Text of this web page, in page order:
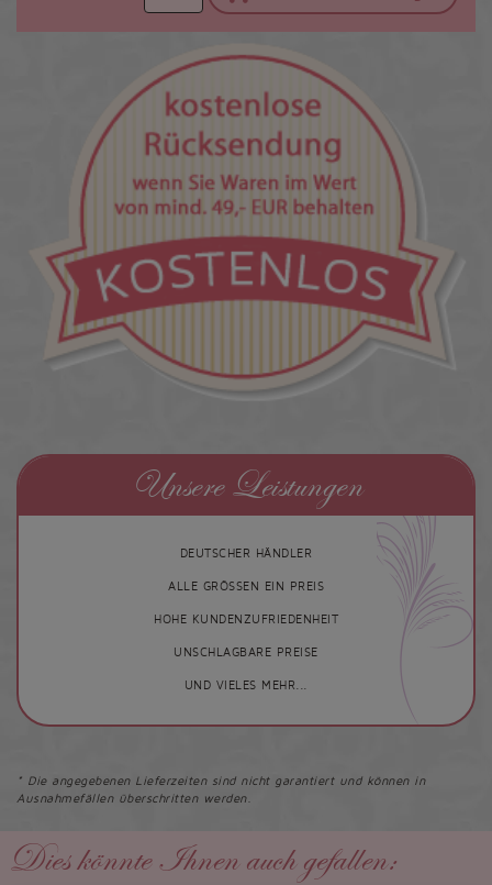
Unsere Leistungen
DEUTSCHER HÄNDLER
ALLE GRÖSSEN EIN PREIS
HOHE KUNDENZUFRIEDENHEIT
UNSCHLAGBARE PREISE
UND VIELES MEHR...
* Die angegebenen Lieferzeiten sind nicht garantiert und können in
Ausnahmefällen überschritten werden.
Dies könnte Ihnen auch gefallen: